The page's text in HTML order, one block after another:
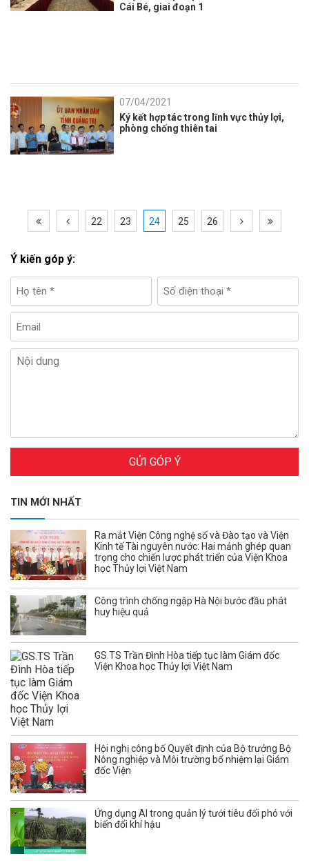
Cái Bé, giai đoạn 1
07/04/2021
Ký kết hợp tác trong lĩnh vực thủy lợi,
phòng chống thiên tai
22 23 24 25 26
Ý kiến góp ý:
GỬI GÓP Ý
TIN MỚI NHẤT
Ra mắt Viện Công nghệ số và Đào tạo và Viện
Kinh tế Tài nguyên nước: Hai mảnh ghép quan
trọng cho chiến lược phát triển của Viện Khoa
học Thủy lợi Việt Nam
Công trình chống ngập Hà Nội bước đầu phát
huy hiệu quả
GS.TS Trần Đình Hòa tiếp tục làm Giám đốc
Viện Khoa học Thủy lợi Việt Nam
Hội nghị công bố Quyết định của Bộ trưởng Bộ
Nông nghiệp và Môi trường bổ nhiệm lại Giám
đốc Viện
Ứng dụng AI trong quản lý tưới tiêu đối phó với
biến đổi khí hậu